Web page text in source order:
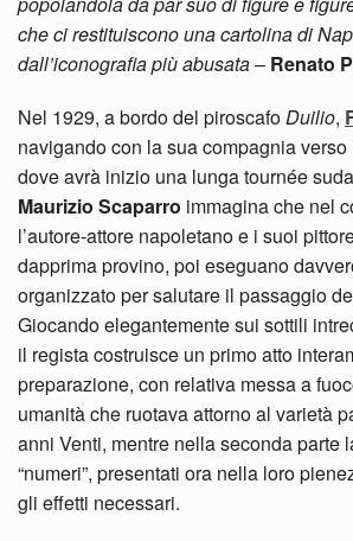
che ci restituiscono una cartolina di
dall’iconografia più abusata– Renato
Nel 1929, a bordo del piroscafoDuilio,
navigando con la sua compagnia
dove avrà inizio una lunga tournée
Maurizio Scaparro immagina che nel
l’autore-attore napoletano e i suoi
dapprima provino, poi eseguano
organizzato per salutare il passaggio
Giocando elegantemente sui sottili
il regista costruisce un primo atto
preparazione, con relativa messa a
umanità che ruotava attorno al varietà
anni Venti, mentre nella seconda parte
“numeri”, presentati ora nella loro
gli effetti necessari.